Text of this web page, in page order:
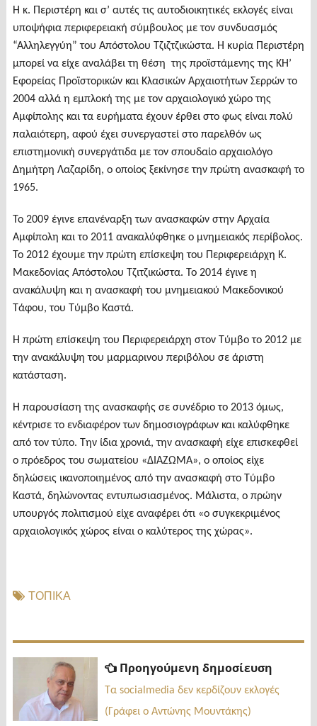
Η κ. Περιστέρη και σ’ αυτές τις αυτοδιοικητικές εκλογές είναι
υποψήφια περιφερειακή σύμβουλος με τον συνδυασμός
“Αλληλεγγύη” του Απόστολου Τζιζτζικώστα. Η κυρία Περιστέρη
μπορεί να είχε αναλάβει τη θέση της προϊστάμενης της ΚΗ’
Εφορείας Προϊστορικών και Κλασικών Αρχαιοτήτων Σερρών το
2004 αλλά η εμπλοκή της με τον αρχαιολογικό χώρο της
Αμφίπολης και τα ευρήματα έχουν έρθει στο φως είναι πολύ
παλαιότερη, αφού έχει συνεργαστεί στο παρελθόν ως
επιστημονική συνεργάτιδα με τον σπουδαίο αρχαιολόγο
Δημήτρη Λαζαρίδη, ο οποίος ξεκίνησε την πρώτη ανασκαφή το
1965.
Το 2009 έγινε επανέναρξη των ανασκαφών στην Αρχαία
Αμφίπολη και το 2011 ανακαλύφθηκε ο μνημειακός περίβολος.
Το 2012 έχουμε την πρώτη επίσκεψη του Περιφερειάρχη Κ.
Μακεδονίας Απόστολου Τζιτζικώστα. Το 2014 έγινε η
ανακάλυψη και η ανασκαφή του μνημειακού Μακεδονικού
Τάφου, του Τύμβο Καστά.
Η πρώτη επίσκεψη του Περιφερειάρχη στον Τύμβο το 2012 με
την ανακάλυψη του μαρμαρινου περιβόλου σε άριστη
κατάσταση.
Η παρουσίαση της ανασκαφής σε συνέδριο το 2013 όμως,
κέντρισε το ενδιαφέρον των δημοσιογράφων και καλύφθηκε
από τον τύπο. Την ίδια χρονιά, την ανασκαφή είχε επισκεφθεί
ο πρόεδρος του σωματείου «ΔΙΑΖΩΜΑ», ο οποίος είχε
δηλώσεις ικανοποιημένος από την ανασκαφή στο Τύμβο
Καστά, δηλώνοντας εντυπωσιασμένος. Μάλιστα, ο πρώην
υπουργός πολιτισμού είχε αναφέρει ότι «ο συγκεκριμένος
αρχαιολογικός χώρος είναι ο καλύτερος της χώρας».
ΤΟΠΙΚΑ
Πλοήγηση
άρθρων
Προηγούμενη δημοσίευση
Τα socialmedia δεν κερδίζουν εκλογές
(Γράφει ο Αντώνης Μουντάκης)